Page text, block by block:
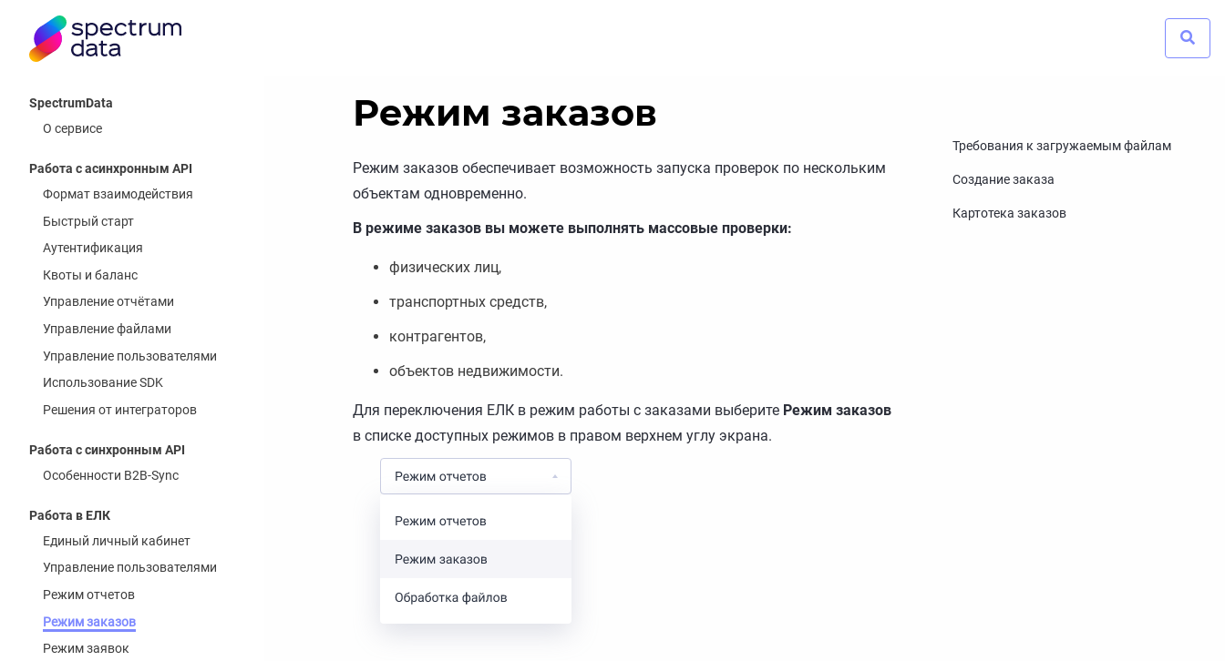
SpectrumData
О сервисе
Работа с асинхронным API
Формат взаимодействия
Быстрый старт
Аутентификация
Квоты и баланс
Управление отчётами
Управление файлами
Управление пользователями
Использование SDK
Решения от интеграторов
Работа с синхронным API
Особенности B2B-Sync
Работа в ЕЛК
Единый личный кабинет
Управление пользователями
Режим отчетов
Режим заказов
Режим заявок
Режим заказов
Требования к загружаемым файлам
Создание заказа
Картотека заказов
Режим заказов обеспечивает возможность запуска проверок по нескольким
объектам одновременно.
В режиме заказов вы можете выполнять массовые проверки:
физических лиц,
транспортных средств,
контрагентов,
объектов недвижимости.
Для переключения ЕЛК в режим работы с заказами выберите Режим заказов
в списке доступных режимов в правом верхнем углу экрана.